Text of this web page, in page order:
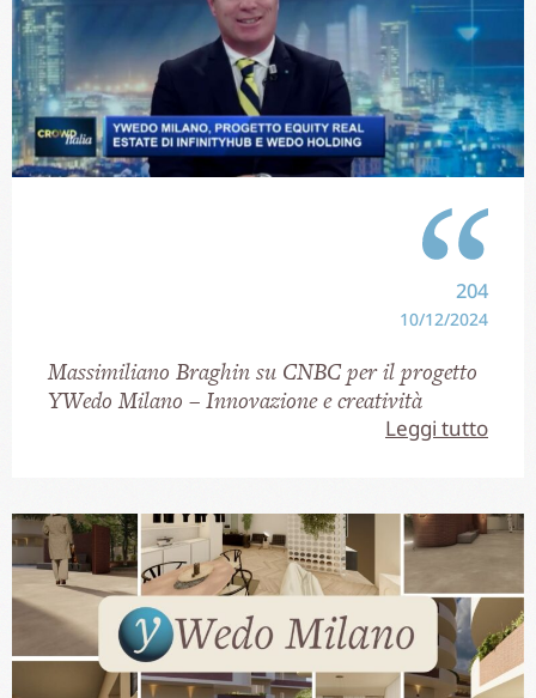
204
10/12/2024
Massimiliano Braghin su CNBC per il progetto
YWedo Milano – Innovazione e creatività
Leggi tutto